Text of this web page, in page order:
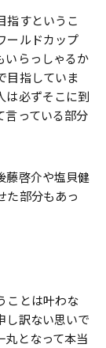
指すというこ
ールドカップ
いらっしゃるか
目指していま
は必ずそこに到
言っている部分
藤啓介や塩貝健
た部分もあっ
ことは叶わな
し訳ない思いで
丸となって本当